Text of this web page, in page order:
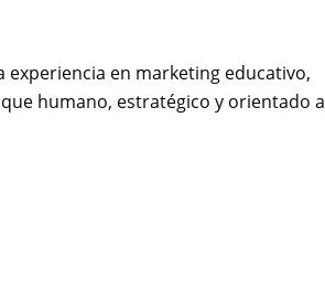
experiencia en marketing educativo,
humano, estratégico y orientado a